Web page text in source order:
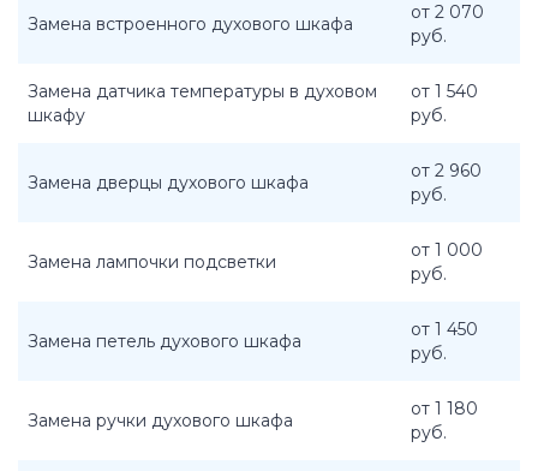
Замена встроенного духового шкафа
от 2 070
руб.
Замена датчика температуры в духовом
шкафу
от 1 540
руб.
Замена дверцы духового шкафа
от 2 960
руб.
Замена лампочки подсветки
от 1 000
руб.
Замена петель духового шкафа
от 1 450
руб.
Замена ручки духового шкафа
от 1 180
руб.